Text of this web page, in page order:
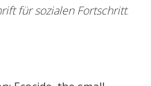
für sozialen Fortschritt.